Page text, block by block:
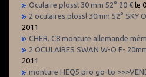
Oculaire plossl 30 mm 52° 20 € le
2 oculaires plossl 30mm 52° SKY
2011
CHER. C8 monture allemande
2 OCULAIRES SWAN W-O F-
2011
monture HEQ5 pro go-to